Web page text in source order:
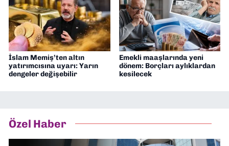
İslam Memiş’ten altın
yatırımcısına uyarı: Yarın
dengeler değişebilir
Emekli maaşlarında yeni
dönem: Borçları aylıklardan
kesilecek
Özel Haber